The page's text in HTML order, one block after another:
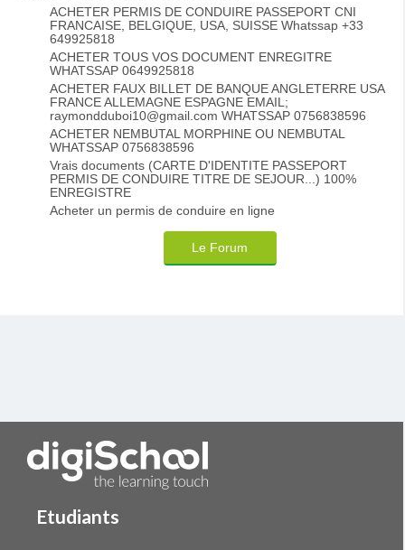
ACHETER PERMIS DE CONDUIRE PASSEPORT CNI
FRANCAISE, BELGIQUE, USA, SUISSE Whatssap +33
649925818
ACHETER TOUS VOS DOCUMENT ENREGITRE
WHATSSAP 0649925818
ACHETER FAUX BILLET DE BANQUE ANGLETERRE USA
FRANCE ALLEMAGNE ESPAGNE EMAIL;
raymondduboi10@gmail.com WHATSSAP 0756838596
ACHETER NEMBUTAL MORPHINE OU NEMBUTAL
WHATSSAP 0756838596
Vrais documents (CARTE D'IDENTITE PASSEPORT
PERMIS DE CONDUIRE TITRE DE SEJOUR...) 100%
ENREGISTRE
Acheter un permis de conduire en ligne
Le Forum
Etudiants